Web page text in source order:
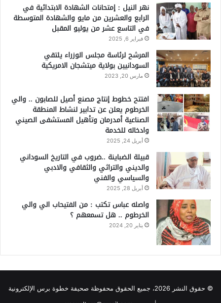
نهر النيل : إمتحانات الشهادة الابتدائية في
الرابع والعشرين من مايو والشهادة المتوسطة
في التاسع عشر من يوليو المقبل
فبراير 6, 2025
المرشح لرئاسة مجلس الوزراء يلتقي
السودانيين بولاية ميتشجان الامريكية
مارس 20, 2023
افتتح خطوط إنتاج مصنع أصيل للصابون .. والي
الخرطوم يعلن عن تدابير لنشاط المنطقة
الصناعية أمدرمان وتأهيل المستشفى الصيني
وادخاله للخدمة
أبريل 24, 2025
قبيلة الضباينة ..ضروب في التاريخ السوداني
والديني والتراثي والثقافي والادبي
والسياسي والفني
أبريل 28, 2025
واصله عباس تكتب : من الفتيحاب الي والي
الخرطوم .. هل تسمعهم ؟
يناير 20, 2024
© حقوق النشر 2026، جميع الحقوق محفوظة صحيفة خطوة برس الإلكترونية